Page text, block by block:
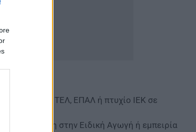
ΤΕΕ, ΤΕΛ, ΕΠΑΛ ή πτυχίο ΙΕΚ σε
κατάρτιση στην Ειδική Αγωγή ή εμπειρία